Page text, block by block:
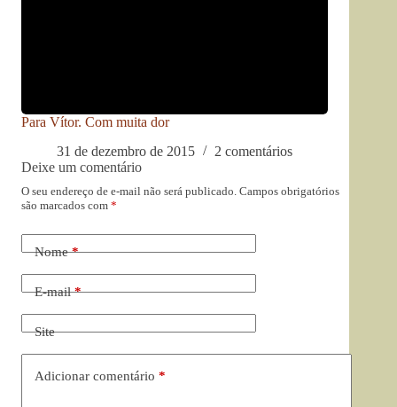
Para Vítor. Com muita dor
31 de dezembro de 2015
2 comentários
Deixe um comentário
O seu endereço de e-mail não será publicado. Campos obrigatórios
são marcados com *
Nome*
E-mail*
Site
Adicionar comentário *